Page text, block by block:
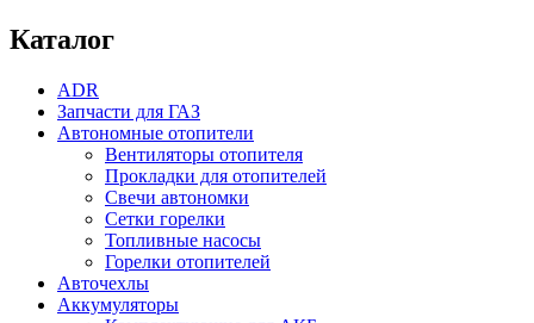
Каталог
ADR
Запчасти для ГАЗ
Автономные отопители
Вентиляторы отопителя
Прокладки для отопителей
Свечи автономки
Сетки горелки
Топливные насосы
Горелки отопителей
Авточехлы
Аккумуляторы